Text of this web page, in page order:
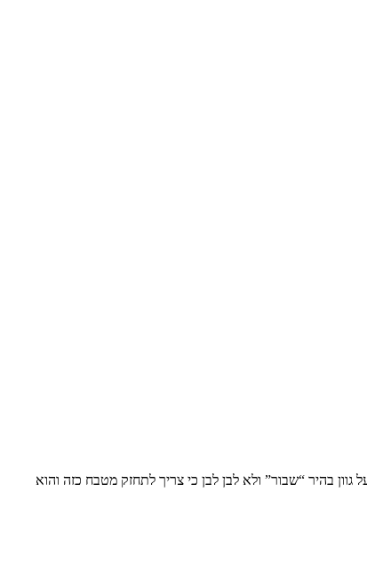
בהיר “שבור” ולא לבן לבן כי צריך לתחזק מטבח כזה והוא